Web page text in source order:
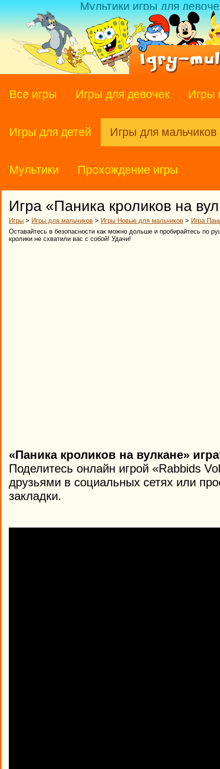
Мультики игры для
Все игры Игры для девочек Игры
Игры для детей Игры для мальчиков
Мультики Прохождение игры
Игра «Паника кроликов на
Игры > Игры для мальчиков > Игры Новые для мальчиков > Игра
Оставайтесь в безопасности как можно дольше и пробирайтесь по
кролики не схватили вас с собой! Удачи!
«Паника кроликов на вулкане»
Поделитесь онлайн игрой «Rabbids
друзьями в социальных сетях или
закладки.